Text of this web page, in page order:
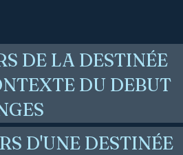
DE LA DESTINÉE
DU DEBUT
D'UNE DESTINÉE